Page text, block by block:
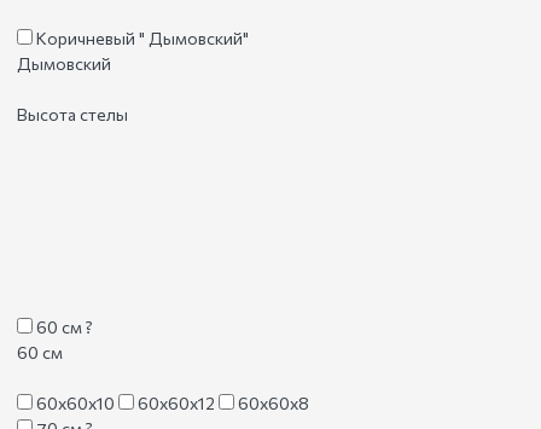
Коричневый " Дымовский"
Дымовский
Высота стелы
60 см?
60 см
60х60х10 60х60х12
60х60х8